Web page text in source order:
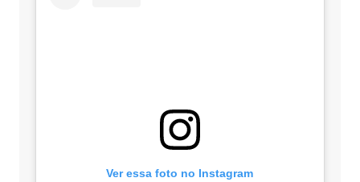
Ver essa foto no Instagram